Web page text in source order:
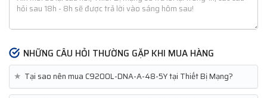
NHỮNG CÂU HỎI THƯỜNG GẶP KHI MUA HÀNG
★ Tại sao nên mua C9200L-DNA-A-48-5Y tại Thiết Bị Mạng?